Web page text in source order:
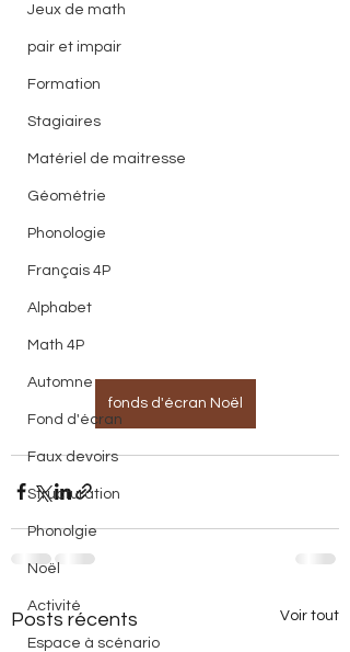
Jeux de math
pair et impair
Formation
Stagiaires
Matériel de maitresse
Géométrie
Phonologie
Français 4P
Alphabet
Math 4P
Automne
Fond d'écran
Faux devoirs
Structuration
Phonolgie
Noël
Activité
Espace à scénario
fonds d'écran Noël
Posts récents Voir tout